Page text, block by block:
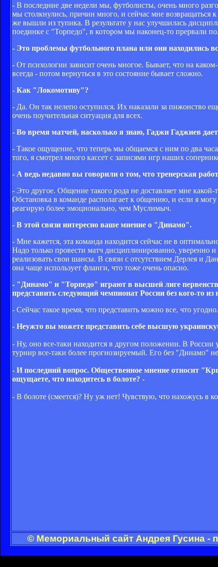
- В последние две недели мы, футболисты, очень много
мы столкнулись, причин много, и сейчас мне
же вышли из тупика. В результате у нас улучшилась
поединке с "Торпедо", в котором мы наконец-то прервали
- Это проблемы футбольного плана или они находились
- От психологии зависит очень многое. Бывает, что на
всегда - потом вернуться в это состояние бывает сложно.
- Как "Локомотиву"?
- Да. Он так нелепо оступился. Их наказали за пижонство
очень поучительная ситуация для всех.
- Во время матчей, насколько я знаю, Гаджи Гаджиев
- Такое ощущение, что теперь мы общаемся с ним по два
того, я смотрел много кассет с записями игр наших
- А ведь недавно вы говорили о том, что тренерская
- Это другое. Общение такого рода не доставляет мне
Обстановка в команде располагает к общению, и если я
реагирую более эмоционально, чем Муслимыч.
- В этой связи интересно ваше мнение о "Динамо".
- Мне кажется, эта команда находится сейчас не в
Надо только провести матч дисциплинированно, уверенно
реализовать свои шансы. В связи с отсутствием Дерлея и
она чаще использует фланги, что тоже очень опасно.
- "Динамо" и "Торпедо" играют в высшей лиге
представить следующий чемпионат России без кого-то из
- Сейчас такое время, что представить можно все, что угодно.
- Неужто вы можете представить себе высшую
- Ну, оно все-таки находится в другом положении. В
турнир все-таки более прогнозируемый. Его без "Динамо"
- И последний вопрос. Общественное мнение относит
ощущаете, что находитесь в болоте? -
- В болоте (смеется)? Ну уж нет! Чувствую, что нахожусь в
© Мемориальный сайт Андрея Гусина -